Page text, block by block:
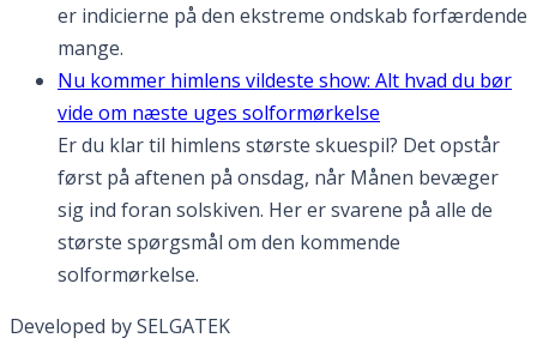
er indicierne på den ekstreme ondskab forfærdende
mange.
Nu kommer himlens vildeste show: Alt hvad du bør
vide om næste uges solformørkelse
Er du klar til himlens største skuespil? Det opstår
først på aftenen på onsdag, når Månen bevæger
sig ind foran solskiven. Her er svarene på alle de
største spørgsmål om den kommende
solformørkelse.
Developed by SELGATEK